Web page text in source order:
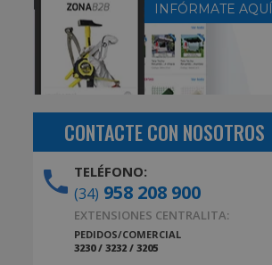
INFÓRMATE AQUÍ
CONTACTE CON NOSOTROS
TELÉFONO:
(34) 958 208 900
EXTENSIONES CENTRALITA:
PEDIDOS/COMERCIAL
3230 / 3232 / 3205